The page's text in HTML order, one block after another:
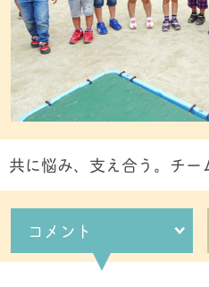
共に悩み、支え合う。チ
コメント